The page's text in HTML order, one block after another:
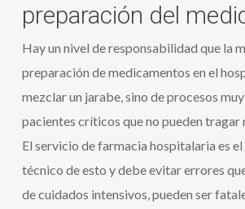
preparación del
Hay un nivel de responsabilidad que la
preparación de medicamentos en el
mezclar un jarabe, sino de procesos
pacientes críticos que no pueden tragar
El servicio de farmacia hospitalaria es
técnico de esto y debe evitar errores
de cuidados intensivos, pueden ser